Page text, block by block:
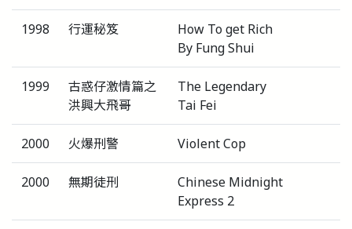
1998 行運秘笈
How To get Rich
By Fung Shui
1999
古惑仔激情篇之
洪興大飛哥
The Legendary
Tai Fei
2000 火爆刑警 Violent Cop
2000 無期徒刑
Chinese Midnight
Express 2